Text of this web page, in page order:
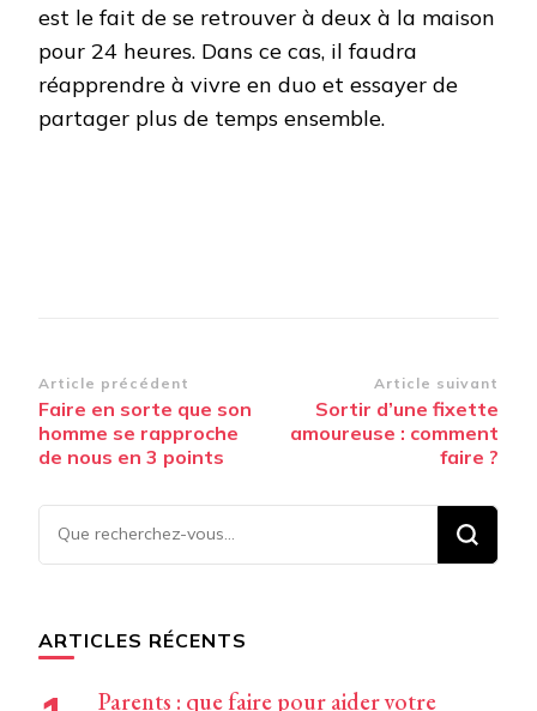
est le fait de se retrouver à deux à la maison
pour 24 heures. Dans ce cas, il faudra
réapprendre à vivre en duo et essayer de
partager plus de temps ensemble.
Navigation
d’article
Article précédent
Faire en sorte que son
homme se rapproche
de nous en 3 points
Article suivant
Sortir d’une fixette
amoureuse : comment
faire ?
Vous
recherchiez
ARTICLES RÉCENTS
Parents : que faire pour aider votre